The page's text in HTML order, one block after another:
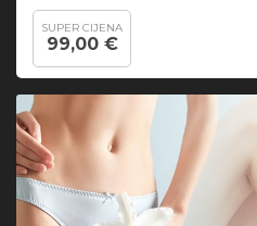
SUPER CIJENA
99,00 €